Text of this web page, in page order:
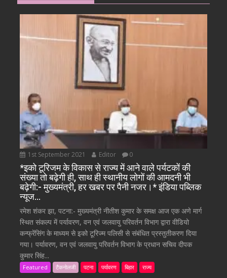
1st September 2021 Editor 0
*इको टूरिजम के विकास से राज्य में आने वाले पर्यटकों की
संख्या तो बढ़ेगी ही, साथ ही स्थानीय लोगों की आमदनी भी
बढ़ेगी:- मुख्यमंत्री, हर खबर पर पैनी नजर।* इंडिया पब्लिक
न्यूज…
रमेश शंकर झा, पटना:- मुख्यमंत्री नीतीश कुमार के समक्ष आज एक अणे मार्ग
स्थित संकल्प में पर्यावरण, वन एवं जलवायु परिवर्तन विभाग द्वारा वीडियो
कन्फ्रेंसिंग के माध्यम से इको टूरिज्म पलिसी से संबंधित प्रस्तुतीकरण दिया
गया। पर्यावरण, वन एवं जलवायु परिवर्तन विभाग के प्रधान सचिव दीपक
कुमार सिंह...
Featured टैकनोलजी पटना पर्यावरण बिहार राज्य